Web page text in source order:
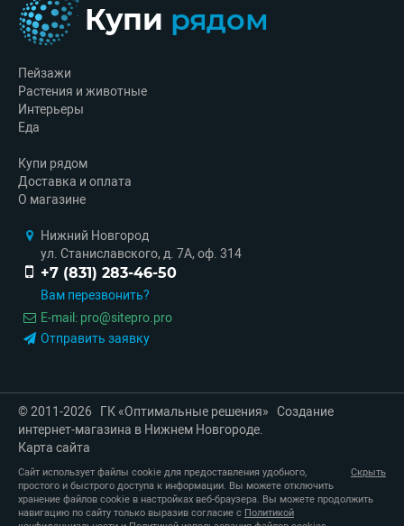
Купи рядом
Пейзажи
Растения и животные
Интерьеры
Еда
Купи рядом
Доставка и оплата
О магазине
Нижний Новгород
ул. Станиславского, д. 7А, оф. 314
+7 (831) 283-46-50
Вам перезвонить?
E-mail: pro@sitepro.pro
Отправить заявку
© 2011-2026 ГК «Оптимальные решения» Создание
интернет-магазина в Нижнем Новгороде.
Карта сайта
Скрыть
Сайт использует файлы cookie для предоставления удобного,
простого и быстрого доступа к информации. Вы можете отключить
хранение файлов cookie в настройках веб-браузера. Вы можете продолжить
навигацию по сайту только выразив согласие с Политикой